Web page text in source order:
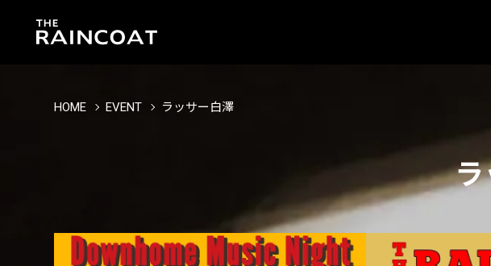
HOME EVENT ラッサー白澤
ラ